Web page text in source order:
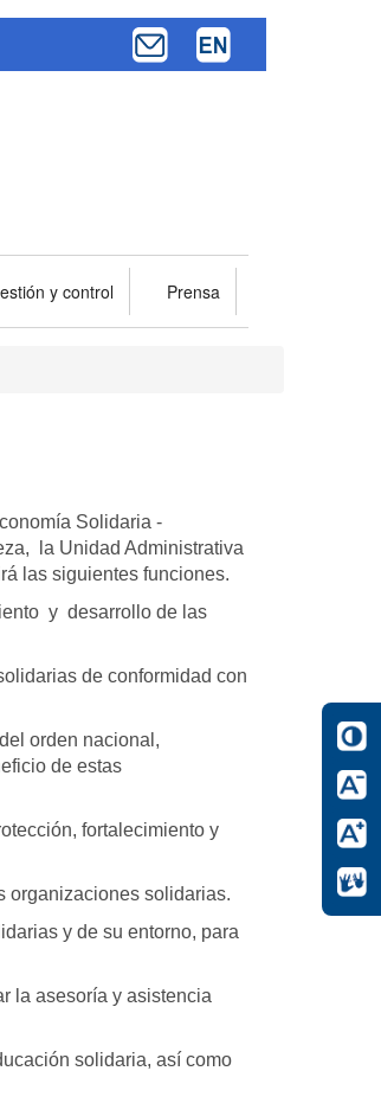
y control Prensa
Solidaria -
la Unidad Administrativa
las siguientes funciones.
y desarrollo de las
de conformidad con
orden nacional,
de estas
fortalecimiento y
organizaciones solidarias.
y de su entorno, para
la asesoría y asistencia
solidaria, así como